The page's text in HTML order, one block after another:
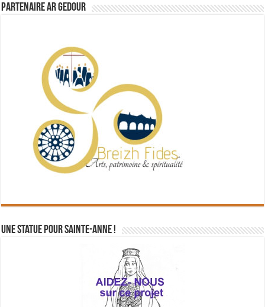
Partenaire Ar Gedour
Une statue pour Sainte-Anne !